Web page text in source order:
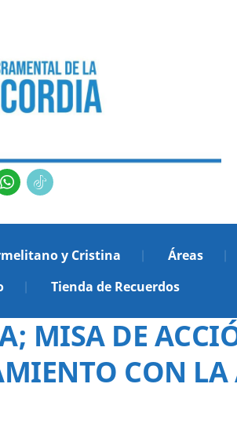
tiktok2
y Cristina Áreas
Tienda de Recuerdos
MISA DE
CON